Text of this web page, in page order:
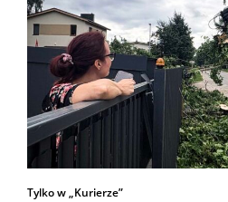
Tylko w „Kurierze”